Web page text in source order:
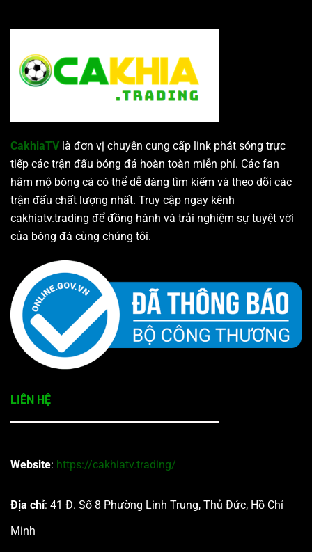
CakhiaTV là đơn vị chuyên cung cấp link phát sóng trực
tiếp các trận đấu bóng đá hoàn toàn miễn phí. Các fan
hâm mộ bóng cá có thể dễ dàng tìm kiếm và theo dõi các
trận đấu chất lượng nhất. Truy cập ngay kênh
cakhiatv.trading để đồng hành và trải nghiệm sự tuyệt vời
của bóng đá cùng chúng tôi.
LIÊN HỆ
Website: https://cakhiatv.trading/
Địa chỉ: 41 Đ. Số 8 Phường Linh Trung, Thủ Đức, Hồ Chí
Minh